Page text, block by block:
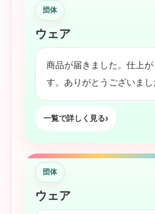
団体
ウェア
商品が届きました。仕上
す。ありがとうございまし
一覧で詳しく見る
団体
ウェア